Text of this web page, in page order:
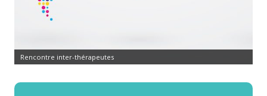
Rencontre inter-thérapeutes